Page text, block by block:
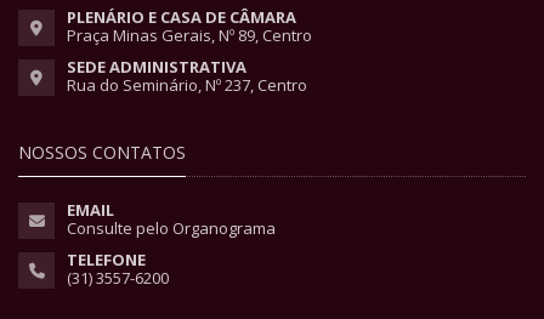
PLENÁRIO E CASA DE CÂMARA
Praça Minas Gerais, Nº 89, Centro
SEDE ADMINISTRATIVA
Rua do Seminário, Nº 237, Centro
NOSSOS CONTATOS
EMAIL
Consulte pelo Organograma
TELEFONE
(31) 3557-6200